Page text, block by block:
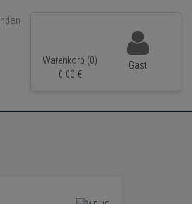
Warenkorb (0)
0, 00 €
Gast